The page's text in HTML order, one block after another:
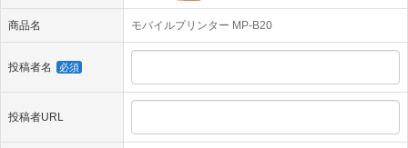
商品名 モバイルプリンター MP-B20
投稿者名 必須
投稿者URL